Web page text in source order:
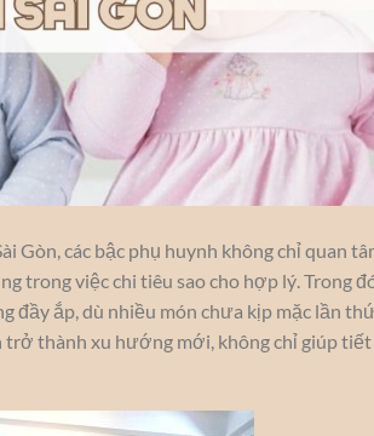
Gòn, các bậc phụ huynh không chỉ quan
trong việc chi tiêu sao cho hợp lý. Trong
đầy ắp, dù nhiều món chưa kịp mặc lần
thành xu hướng mới, không chỉ giúp tiết